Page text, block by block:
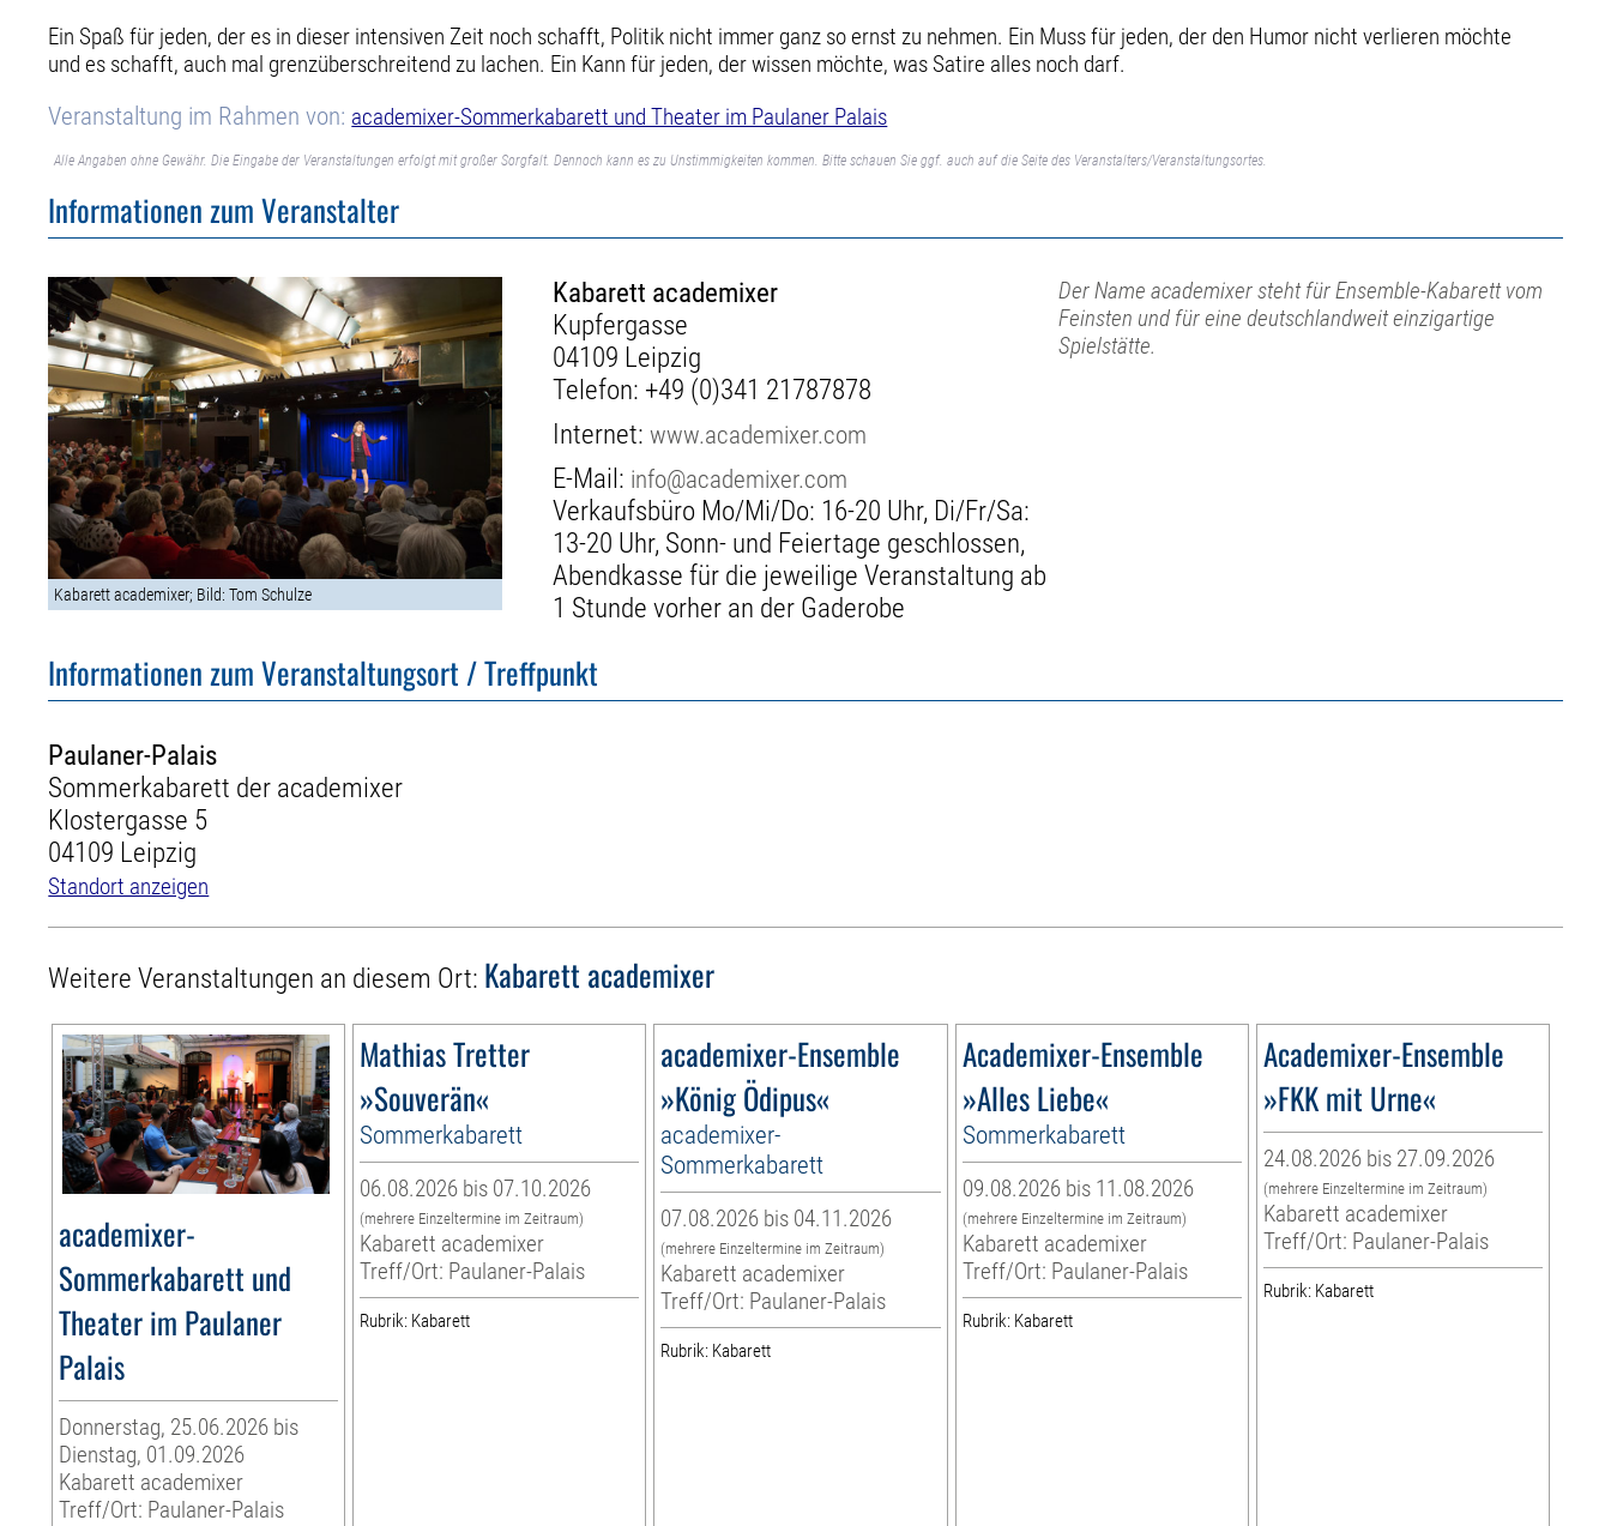
Ein Spaß für jeden, der es in dieser intensiven Zeit noch schafft, Politik nicht immer ganz so ernst zu nehmen. Ein Muss für jeden, der den Humor nicht verlieren möchte
und es schafft, auch mal grenzüberschreitend zu lachen. Ein Kann für jeden, der wissen möchte, was Satire alles noch darf.
Veranstaltung im Rahmen von: academixer-Sommerkabarett und Theater im Paulaner Palais
Alle Angaben ohne Gewähr. Die Eingabe der Veranstaltungen erfolgt mit großer Sorgfalt. Dennoch kann es zu Unstimmigkeiten kommen. Bitte schauen Sie ggf. auch auf die Seite des Veranstalters/Veranstaltungsortes.
Informationen zum Veranstalter
Kabarett academixer; Bild: Tom Schulze
Kabarett academixer
Kupfergasse
04109 Leipzig
Telefon: +49 (0)341 21787878
Internet:www.academixer.com
E-Mail: info@academixer.com
Verkaufsbüro Mo/Mi/Do: 16-20 Uhr, Di/Fr/Sa:
13-20 Uhr, Sonn- und Feiertage geschlossen,
Abendkasse für die jeweilige Veranstaltung ab
1 Stunde vorher an der Gaderobe
Der Name academixer steht für Ensemble-Kabarett vom
Feinsten und für eine deutschlandweit einzigartige
Spielstätte.
Informationen zum Veranstaltungsort / Treffpunkt
Paulaner-Palais
Sommerkabarett der academixer
Klostergasse 5
04109 Leipzig
Standort anzeigen
Weitere Veranstaltungen an diesem Ort: Kabarett academixer
academixer-
Sommerkabarett und
Theater im Paulaner
Palais
Donnerstag, 25.06.2026 bis
Dienstag, 01.09.2026
Kabarett academixer
Treff/Ort: Paulaner-Palais
Mathias Tretter
»Souverän«
Sommerkabarett
06.08.2026 bis 07.10.2026
(mehrere Einzeltermine im Zeitraum)
Kabarett academixer
Treff/Ort: Paulaner-Palais
Rubrik: Kabarett
academixer-Ensemble
»König Ödipus«
academixer-
Sommerkabarett
07.08.2026 bis 04.11.2026
(mehrere Einzeltermine im Zeitraum)
Kabarett academixer
Treff/Ort: Paulaner-Palais
Rubrik: Kabarett
Academixer-Ensemble
»Alles Liebe«
Sommerkabarett
09.08.2026 bis 11.08.2026
(mehrere Einzeltermine im Zeitraum)
Kabarett academixer
Treff/Ort: Paulaner-Palais
Rubrik: Kabarett
Academixer-Ensemble
»FKK mit Urne«
24.08.2026 bis 27.09.2026
(mehrere Einzeltermine im Zeitraum)
Kabarett academixer
Treff/Ort: Paulaner-Palais
Rubrik: Kabarett